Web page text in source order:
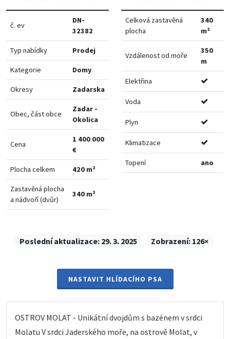
č. ev
DN-
32382
Typ nabídky Prodej
Kategorie Domy
Okresy Zadarska
Obec, část obce
Zadar -
Okolica
Cena
1 400 000
€
Plocha celkem 420 m²
Zastavěná plocha
a nádvoří (dvůr)
340 m²
Celková zastavěná
plocha
340
m²
Vzdálenost od moře
350
m
Elektřina
Voda
Plyn
Klimatizace
Topení ano
Poslední aktualizace: 29. 3. 2025 Zobrazení: 126×
NASTAVIT HLÍDACÍHO PSA
OSTROV MOLAT - Unikátní dvojdům s bazénem v srdci
Molatu V srdci Jaderského moře, na ostrově Molat, v